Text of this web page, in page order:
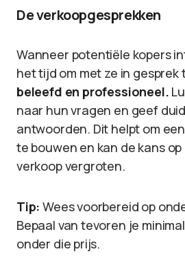
De verkoopgesprekken
Wanneer potentiële kopers
het tijd om met ze in gesprek
beleefd en professioneel.
naar hun vragen en geef
antwoorden. Dit helpt om
te bouwen en kan de kans
verkoop vergroten.
Tip: Wees voorbereid op
Bepaal van tevoren je
onder die prijs.